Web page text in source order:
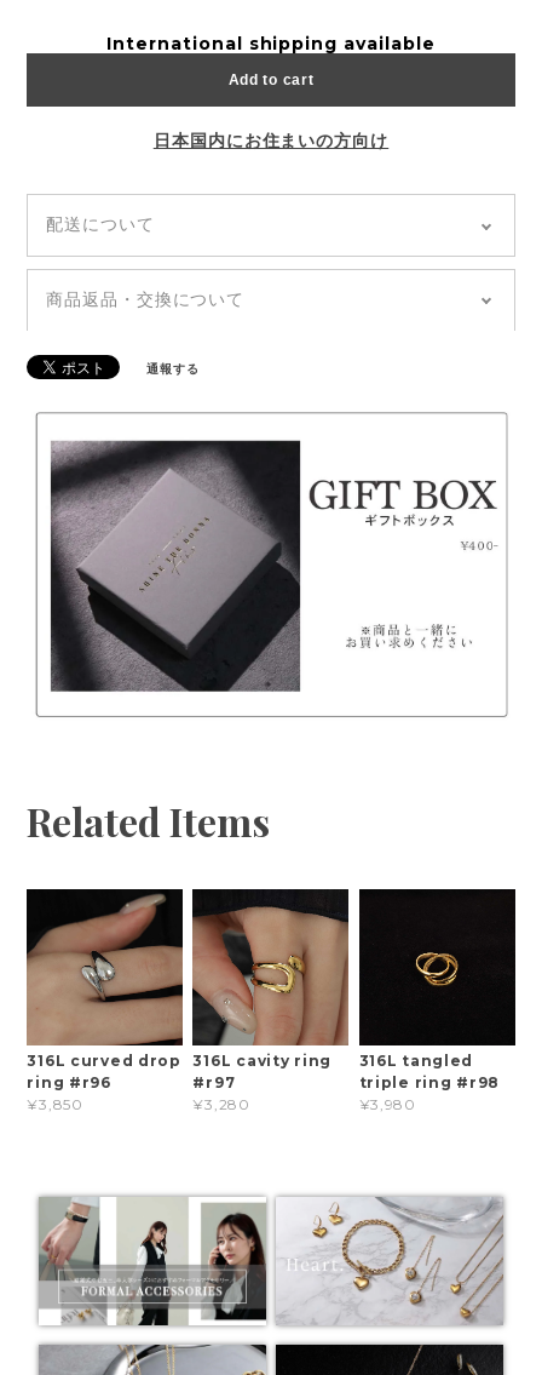
International shipping available
Add to cart
日本国内にお住まいの方向け
配送について
◆全国どこでも「送料無料」
◆追跡あり「郵便局クリックポスト」
◆発送日・到着日の指定はできません。お問い合わせ
商品返品・交換について
品の傷や不具合、ご注文内容に誤りがないかの確認を
◆万が一不良品をお届けしてしまった場合は、すぐに
お取り替えさせていただきますので、お手数ですが
「ご注文者様のお名前、商品欠陥・不良箇所の写真」
を添付しチャットからお問い合わせください。
◆不良品・誤配送の場合以外のお客様都合によるキャ
ンセル・返品はお受けできません。
通報する
Related Items
316L curved drop
ring #r96
¥3,850
316L cavity ring
#r97
¥3,280
316L tangled
triple ring #r98
¥3,980